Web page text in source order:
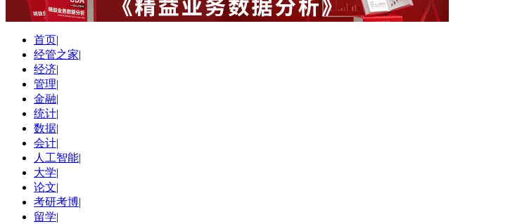
首页|
经管之家|
经济|
管理|
金融|
统计|
数据|
会计|
人工智能|
大学|
论文|
考研考博|
留学|